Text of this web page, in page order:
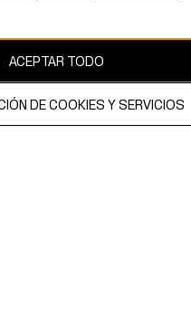
protegido por copyright y es
AB.
ACEPTAR TODO
DE COOKIES Y SERVICIOS